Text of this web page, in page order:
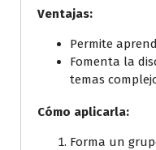
Ventajas:
Permite
Fomenta la
temas
Cómo aplicarla:
Forma un